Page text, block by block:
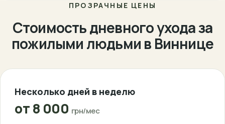
ПРОЗРАЧНЫЕ ЦЕНЫ
Стоимость дневного ухода за
пожилыми людьми в Виннице
Несколько дней в неделю
от 8 000 грн/мес